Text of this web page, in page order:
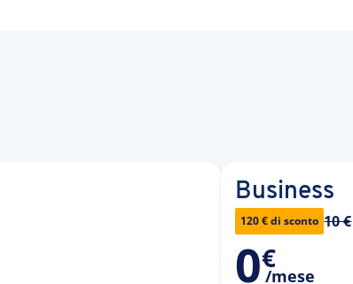
Business
120 € di sconto 10 €
0€
/mese